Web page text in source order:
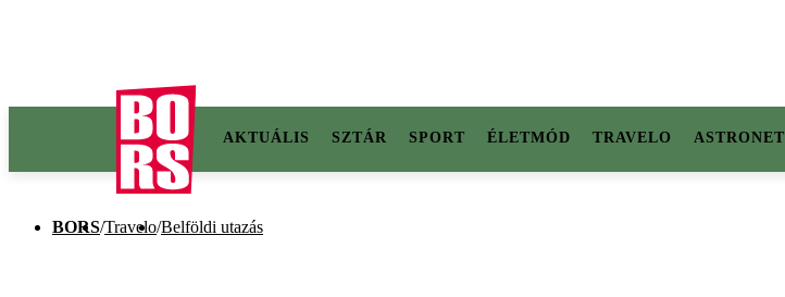
AKTUÁLIS SZTÁR SPORT ÉLETMÓD TRAVELO ASTRONET
BORS/Travelo/Belföldi utazás